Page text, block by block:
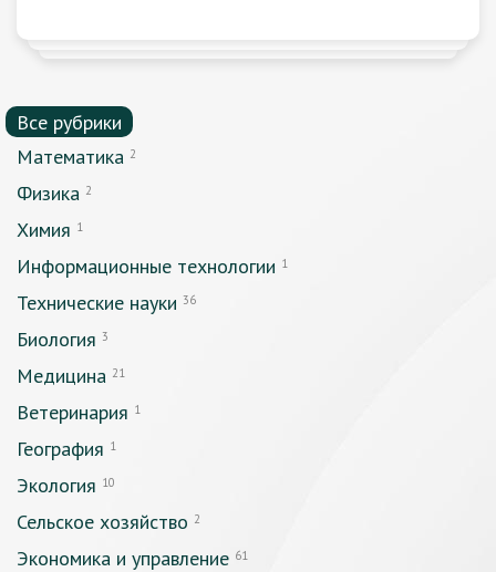
Все рубрики
Математика 2
Физика 2
Химия 1
Информационные технологии 1
Технические науки 36
Биология 3
Медицина 21
Ветеринария 1
География 1
Экология 10
Сельское хозяйство 2
Экономика и управление 61